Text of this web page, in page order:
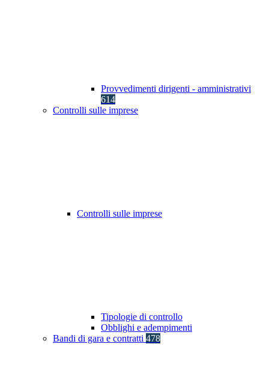
Provvedimenti dirigenti - amministrativi
614
Controlli sulle imprese
Controlli sulle imprese
Tipologie di controllo
Obblighi e adempimenti
Bandi di gara e contratti 478